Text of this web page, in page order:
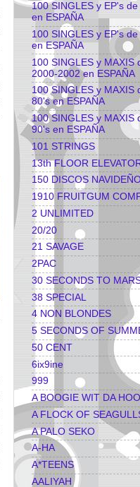
100 SINGLES y EP's
en ESPAÑA
100 SINGLES y EP's
en ESPAÑA
100 SINGLES y MAXIS
2000-2002 en ESPAÑA
100 SINGLES y MAXIS
80's en ESPAÑA
100 SINGLES y MAXIS
90's en ESPAÑA
101 STRINGS
13th FLOOR
150 DISCOS
1910 FRUITGUM
2 UNLIMITED
20/20
21 SAVAGE
2PAC
30 SECONDS TO
38 SPECIAL
4 NON BLONDES
5 SECONDS OF
50 CENT
6ix9ine
999
A BOOGIE WIT DA
A FLOCK OF
A PALO SEKO
A-HA
A*TEENS
AALIYAH